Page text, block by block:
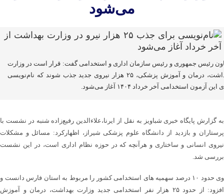
می‌شود
رئیس جمهوری و رئیس سازمان اداری و استخدامی گفت: قرار است در وزارت
بهداشت، درمان و آموزش پزشکی، ۲۵ هزار نیروی جدید جذب شوند که نام‌نویسی
این آزمون استخدامی آخر خرداد ۱۴۰۴ آغاز می‌شود.
به گزارش پایگاه خبری شباویز به نقل از ایرنا،علاءالدین رفیع‌زاده شنبه در نشست با
پرستاران و بازدید از دانشگاه علوم پزشکی شیراز، اظهارکرد: مسائل و مشکلات
نیروی انسانی و ساختاری و هرآنچه که در حوزه نظام اداری است، در این نشست
بررسی شد.
وی حدود ۱۰ درصد سهمیه های استخدامی کشور را مربوط به استان فارس دانست و
افزود: از حدود ۲۵ هزار نفر استخدامی جدید وزارت بهداشت، درمان و آموزش